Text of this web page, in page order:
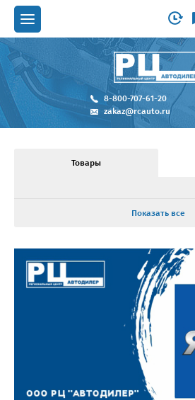
8-800-707-61-20
zakaz@rcauto.ru
Товары
Показать все